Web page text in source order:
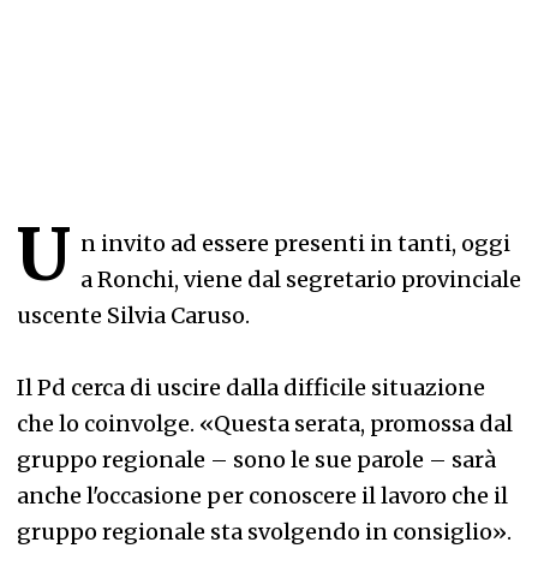
U n invito ad essere presenti in tanti, oggi
a Ronchi, viene dal segretario provinciale
uscente Silvia Caruso.
Il Pd cerca di uscire dalla difficile situazione
che lo coinvolge. «Questa serata, promossa dal
gruppo regionale – sono le sue parole – sarà
anche l'occasione per conoscere il lavoro che il
gruppo regionale sta svolgendo in consiglio».